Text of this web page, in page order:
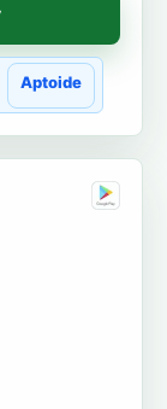
Aptoide